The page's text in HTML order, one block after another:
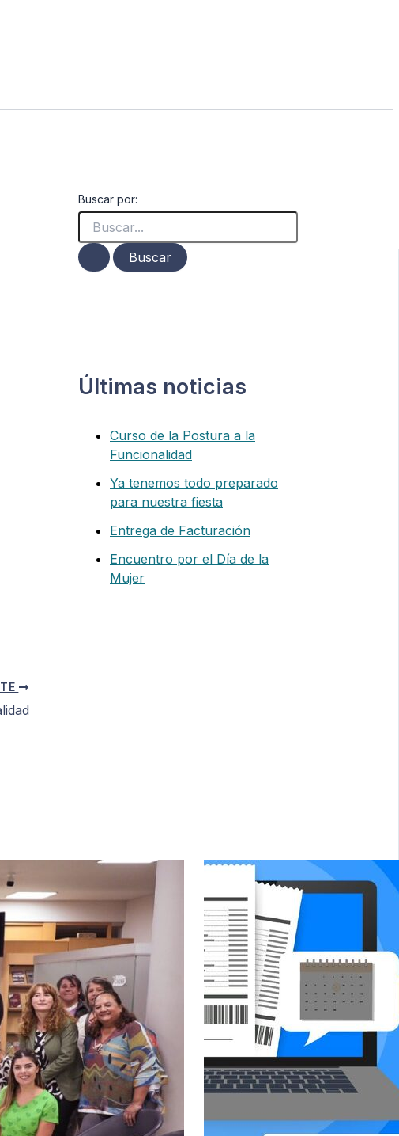
Buscar por:
Últimas noticias
Curso de la Postura a la
Funcionalidad
Ya tenemos todo preparado
para nuestra fiesta
Entrega de Facturación
Encuentro por el Día de la
Mujer